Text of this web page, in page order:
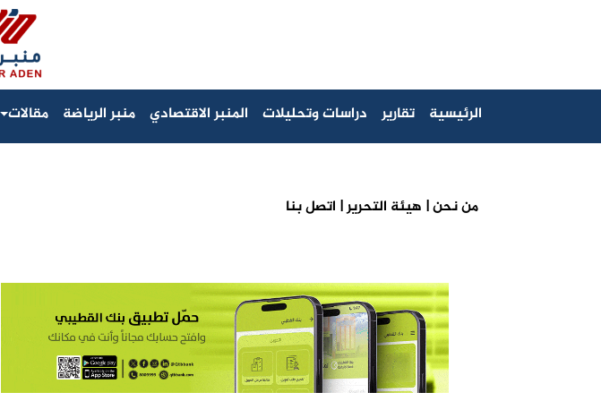
من نحن | هيئة التحرير | اتصل بنا
الرئيسية تقارير دراسات وتحليلات المنبر الاقتصادي منبر الرياضة مقالات